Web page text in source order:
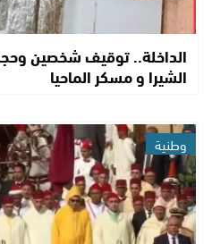
الشيرا و مسكر الماحيا
وطنية